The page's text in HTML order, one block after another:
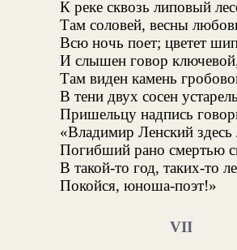
К реке сквозь липовый
Там соловей, весны
Всю ночь поет; цветет
И слышен говор
Там виден камень
В тени двух сосен
Пришельцу надпись
«Владимир Ленский здесь
Погибший рано смертью
В такой-то год, таких-то
Покойся, юноша-поэт!»
VII